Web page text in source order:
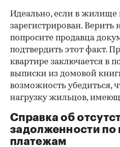
Идеально, если в жилище
зарегистрирован. Верить
попросите продавца
подтвердить этот факт.
квартире заключается в
выписки из домовой
возможность убедиться,
нагрузку жильцов,
Справка об
задолженности
платежам